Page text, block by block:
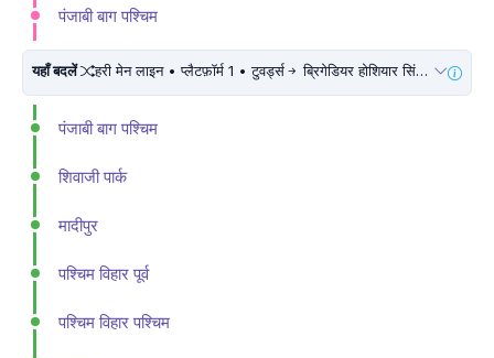
पंजाबी बाग पश्चिम
यहाँ बदलें हरी मेन लाइन • प्लैटफ़ॉर्म 1 • टुवर्ड्स ब्रिगेडियर होशियार सिंह • 5 मिनट चलें
पंजाबी बाग पश्चिम
शिवाजी पार्क
मादीपुर
पश्चिम विहार पूर्व
पश्चिम विहार पश्चिम